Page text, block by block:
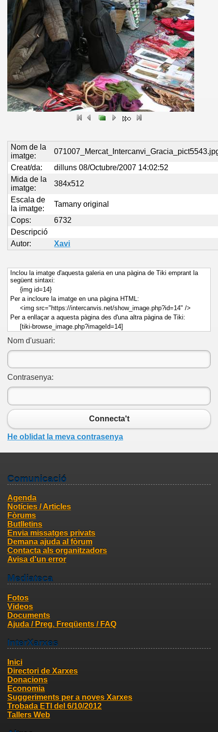
Nom de la
imatge:
Creat/da:
dilluns 08/Octubre/2007 14:02:52
Mida de la
imatge:
384x512
Escala de
la imatge:
Tamany original
Cops:
6732
Descripció
Autor:
Xavi
Inclou la imatge d'aquesta galeria en una pàgina de Tiki emprant la
següent sintaxi:
{img id=14}
Per a incloure la imatge en una pàgina HTML:
<img src="https://intercanvis.net/show_image.php?id=14" />
Per a enllaçar a aquesta pàgina des d'una altra pàgina de Tiki:
[tiki-browse_image.php?imageId=14]
Nom d'usuari:
Contrasenya:
Connecta't
He oblidat la meva contrasenya
Comunicació
Agenda
Notícies / Articles
Fòrums
Butlletins
Envia missatges privats
Demana ajuda al fòrum
Contacta als organitzadors
Avisa d'un error
Mediateca
Fotos
Videos
Documents
Ajuda / Preg. Freqüents / FAQ
InterXarxes
Inici
Directori de Xarxes
Donacions
Economia
Suggeriments per a noves Xarxes
Trobada ETI del 6/10/2012
Tallers Web